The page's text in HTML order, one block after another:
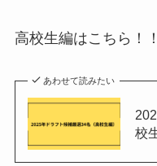
高校生編はこちら！
あわせて読みたい
校